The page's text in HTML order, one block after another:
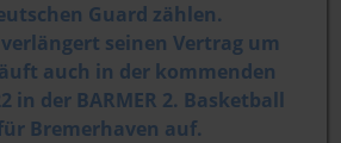
Guard zählen.
seinen Vertrag um
auch in der kommenden
in der BARMER 2. Basketball
Bremerhaven auf.